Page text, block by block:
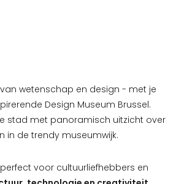
wetenschap en design - met je
Design Museum Brussel.
stad met panoramisch uitzicht over
in de trendy museumwijk.
voor cultuurliefhebbers en